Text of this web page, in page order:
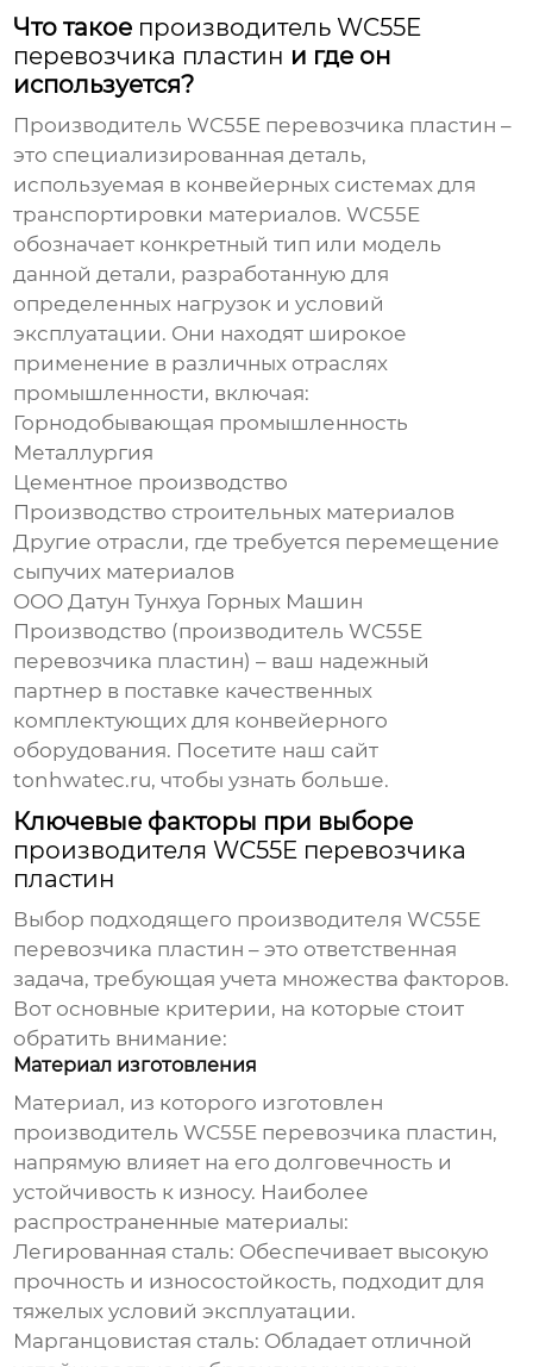
Что такое производитель WC55E
перевозчика пластин и где он
используется?
Производитель WC55E перевозчика пластин –
это специализированная деталь,
используемая в конвейерных системах для
транспортировки материалов. WC55E
обозначает конкретный тип или модель
данной детали, разработанную для
определенных нагрузок и условий
эксплуатации. Они находят широкое
применение в различных отраслях
промышленности, включая:
Горнодобывающая промышленность
Металлургия
Цементное производство
Производство строительных материалов
Другие отрасли, где требуется перемещение
сыпучих материалов
ООО Датун Тунхуа Горных Машин
Производство (производитель WC55E
перевозчика пластин) – ваш надежный
партнер в поставке качественных
комплектующих для конвейерного
оборудования. Посетите наш сайт
tonhwatec.ru, чтобы узнать больше.
Ключевые факторы при выборе
производителя WC55E перевозчика
пластин
Выбор подходящего производителя WC55E
перевозчика пластин – это ответственная
задача, требующая учета множества факторов.
Вот основные критерии, на которые стоит
обратить внимание:
Материал изготовления
Материал, из которого изготовлен
производитель WC55E перевозчика пластин,
напрямую влияет на его долговечность и
устойчивость к износу. Наиболее
распространенные материалы:
Легированная сталь: Обеспечивает высокую
прочность и износостойкость, подходит для
тяжелых условий эксплуатации.
Марганцовистая сталь: Обладает отличной